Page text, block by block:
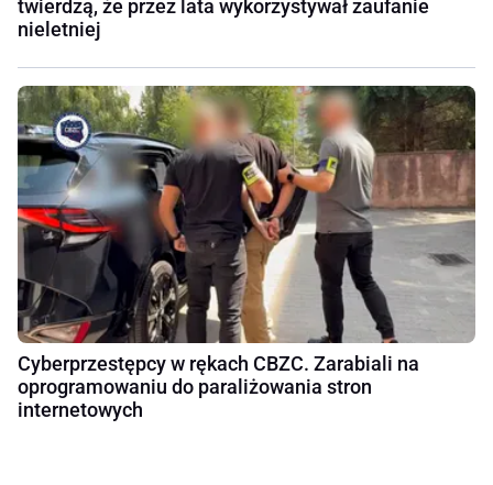
twierdzą, że przez lata wykorzystywał zaufanie
nieletniej
Cyberprzestępcy w rękach CBZC. Zarabiali na
oprogramowaniu do paraliżowania stron
internetowych